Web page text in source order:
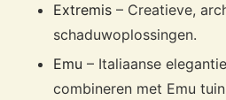
Extremis – Creatieve,
schaduwoplossingen.
Emu – Italiaanse
combineren met Emu